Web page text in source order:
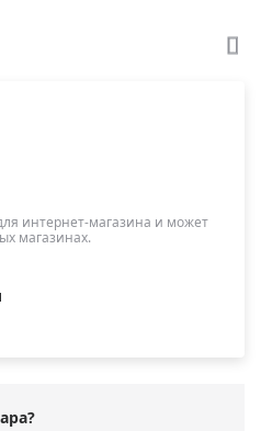
интернет-магазина и может
магазинах.